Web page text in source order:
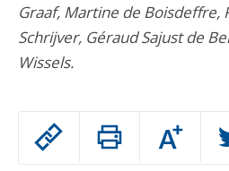
Passer
Augmenter
ou
Graaf, Martine de Boisdeffre,
Schrijver, Géraud Sajust de
Wissels.